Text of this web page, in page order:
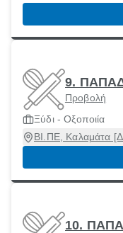
9.
Προβολή
Ξύδι - Οξοποιία
ΒΙ.ΠΕ, Καλαμάτα
10.